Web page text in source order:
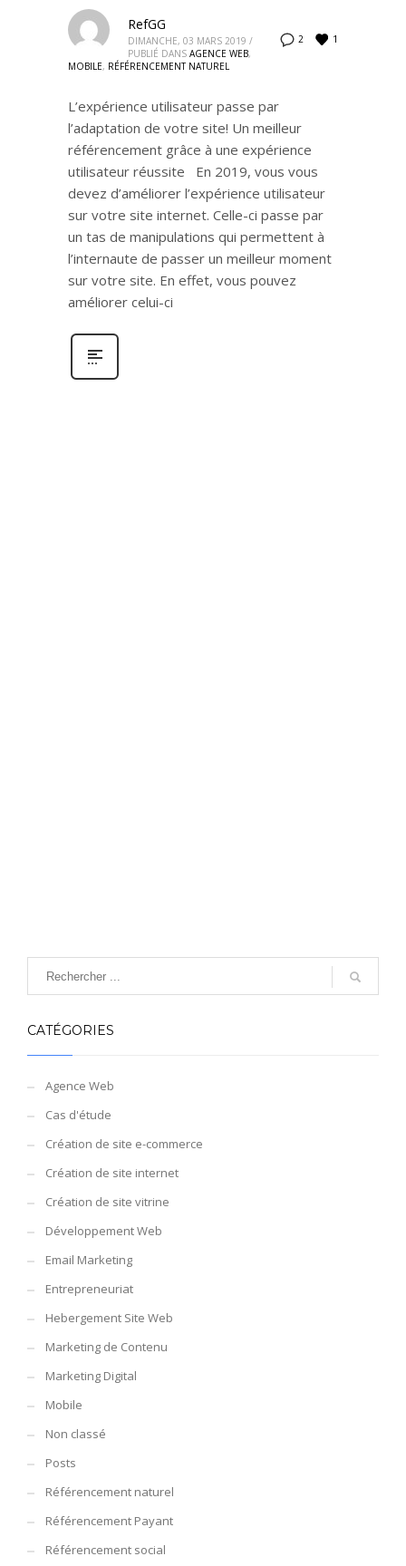
2 1
RefGG
DIMANCHE, 03 MARS 2019 /
PUBLIÉ DANS AGENCE WEB,
MOBILE, RÉFÉRENCEMENT NATUREL
L’expérience utilisateur passe par
l’adaptation de votre site! Un meilleur
référencement grâce à une expérience
utilisateur réussite En 2019, vous vous
devez d’améliorer l’expérience utilisateur
sur votre site internet. Celle-ci passe par
un tas de manipulations qui permettent à
l’internaute de passer un meilleur moment
sur votre site. En effet, vous pouvez
améliorer celui-ci
CATÉGORIES
Agence Web
Cas d'étude
Création de site e-commerce
Création de site internet
Création de site vitrine
Développement Web
Email Marketing
Entrepreneuriat
Hebergement Site Web
Marketing de Contenu
Marketing Digital
Mobile
Non classé
Posts
Référencement naturel
Référencement Payant
Référencement social